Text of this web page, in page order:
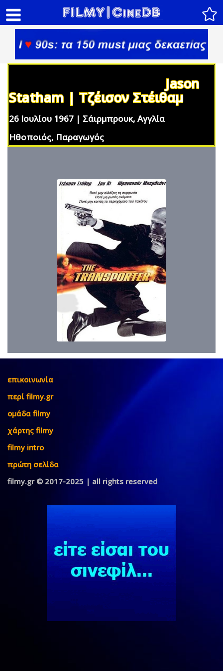
Jason
Statham | Τζέισον Στέιθαμ
26 Ιουλίου 1967 | Σάιρμπρουκ, Αγγλία
Ηθοποιός, Παραγωγός
επικοινωνία
περί filmy.gr
ομάδα filmy
χάρτης filmy
filmy intro
πρώτη σελίδα
filmy.gr © 2017-2025 | all rights reserved